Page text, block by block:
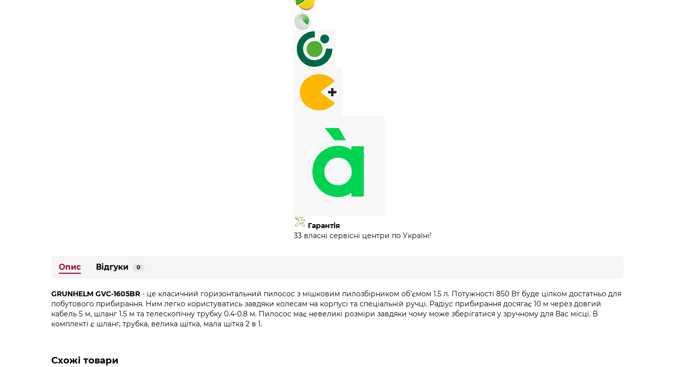
Гарантія
33 власні сервісні центри по Україні!
Опис Відгуки 0
GRUNHELM GVC-1605BR - це класичний горизонтальний пилосос з мішковим пилозбірником об'ємом 1.5 л. Потужності 850 Вт буде цілком достатньо для
побутового прибирання. Ним легко користуватись завдяки колесам на корпусі та спеціальній ручці. Радіус прибирання досягає 10 м через довгий
кабель 5 м, шланг 1.5 м та телескопічну трубку 0.4-0.8 м. Пилосос має невеликі розміри завдяки чому може зберігатися у зручному для Вас місці. В
комплекті є шланг, трубка, велика щітка, мала щітка 2 в 1.
Схожі товари